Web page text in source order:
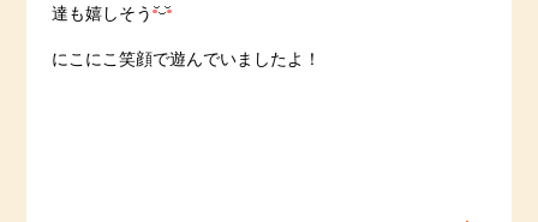
達も嬉しそう
にこにこ笑顔で遊んでいましたよ！